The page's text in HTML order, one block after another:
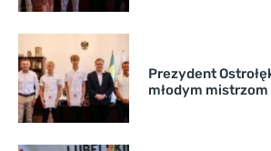
Prezydent
młodym mistrzom